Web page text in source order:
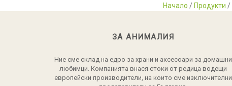
Начало / Продукти /
ЗА АНИМАЛИЯ
Ние сме склад на едро за храни и аксесоари за домашни
любимци. Компанията внася стоки от редица водещи
европейски производители, на които сме изключителни